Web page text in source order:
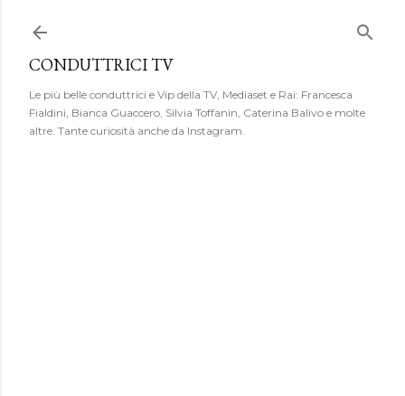
CONDUTTRICI TV
Le più belle conduttrici e Vip della TV, Mediaset e Rai: Francesca
Fialdini, Bianca Guaccero, Silvia Toffanin, Caterina Balivo e molte
altre. Tante curiosità anche da Instagram.